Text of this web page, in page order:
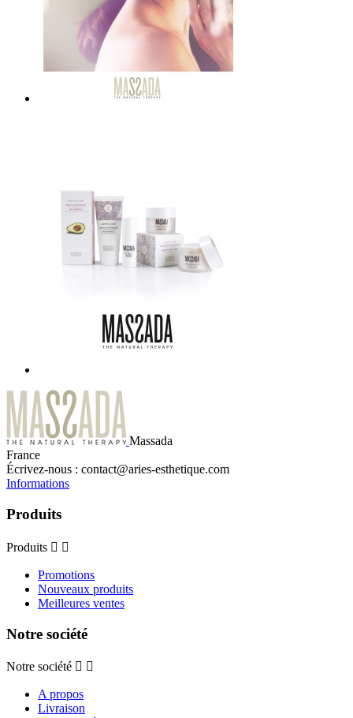
Massada
France
Écrivez-nous : contact@aries-esthetique.com
Informations
Produits
Produits  
Promotions
Nouveaux produits
Meilleures ventes
Notre société
Notre société  
A propos
Livraison